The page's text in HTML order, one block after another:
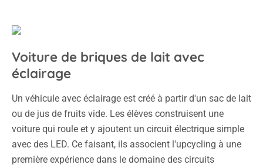
Voiture de briques de lait avec
éclairage
Un véhicule avec éclairage est créé à partir d'un sac de lait
ou de jus de fruits vide. Les élèves construisent une
voiture qui roule et y ajoutent un circuit électrique simple
avec des LED. Ce faisant, ils associent l'upcycling à une
première expérience dans le domaine des circuits